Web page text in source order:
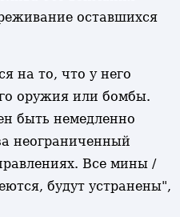
оставшихся
на то, что у него
оружия или бомбы.
быть немедленно
неограниченный
Все мины /
будут устранены",